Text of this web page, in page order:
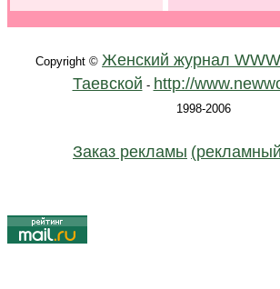
Copyright © Женский журнал
Таевской - http://
1998-2006
Заказ рекламы